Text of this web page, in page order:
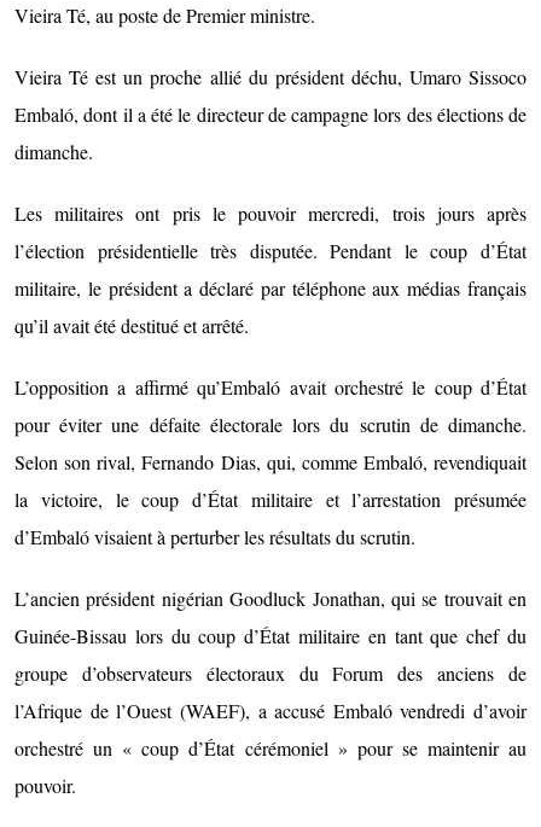
Vieira Té, au poste de Premier ministre.
Vieira Té est un proche allié du président déchu, Umaro Sissoco
Embaló, dont il a été le directeur de campagne lors des élections de
dimanche.
Les militaires ont pris le pouvoir mercredi, trois jours après
l’élection présidentielle très disputée. Pendant le coup d’État
militaire, le président a déclaré par téléphone aux médias français
qu’il avait été destitué et arrêté.
L’opposition a affirmé qu’Embaló avait orchestré le coup d’État
pour éviter une défaite électorale lors du scrutin de dimanche.
Selon son rival, Fernando Dias, qui, comme Embaló, revendiquait
la victoire, le coup d’État militaire et l’arrestation présumée
d’Embaló visaient à perturber les résultats du scrutin.
L’ancien président nigérian Goodluck Jonathan, qui se trouvait en
Guinée-Bissau lors du coup d’État militaire en tant que chef du
groupe d’observateurs électoraux du Forum des anciens de
l’Afrique de l’Ouest (WAEF), a accusé Embaló vendredi d’avoir
orchestré un « coup d’État cérémoniel » pour se maintenir au
pouvoir.